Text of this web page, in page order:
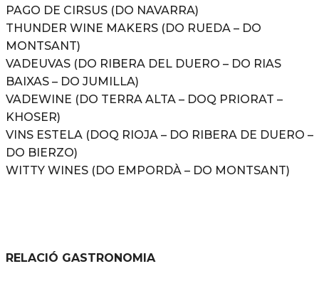
PAGO DE CIRSUS (DO NAVARRA)
THUNDER WINE MAKERS (DO RUEDA – DO
MONTSANT)
VADEUVAS (DO RIBERA DEL DUERO – DO RIAS
BAIXAS – DO JUMILLA)
VADEWINE (DO TERRA ALTA – DOQ PRIORAT –
KHOSER)
VINS ESTELA (DOQ RIOJA – DO RIBERA DE DUERO –
DO BIERZO)
WITTY WINES (DO EMPORDÀ – DO MONTSANT)
RELACIÓ GASTRONOMIA